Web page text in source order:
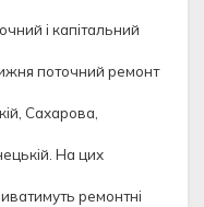
і капітальний
поточний ремонт
Сахарова,
На цих
ремонтні